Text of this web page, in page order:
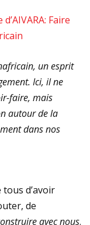
Faire
un esprit
Ici, il ne
faire, mais
autour de la
dans nos
d’avoir
de
avec nous.